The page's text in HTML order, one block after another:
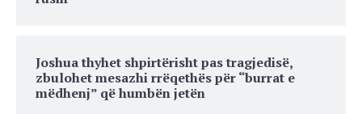
Joshua thyhet shpirtërisht pas tragjedisë,
zbulohet mesazhi rrëqethës për “burrat e
mëdhenj” që humbën jetën